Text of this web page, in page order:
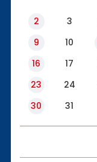
2
3
9
10
16
17
23
24
30
31